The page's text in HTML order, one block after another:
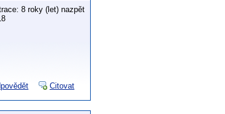
8 roky (let) nazpět
Citovat